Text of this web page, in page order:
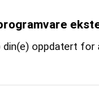
oppdatert